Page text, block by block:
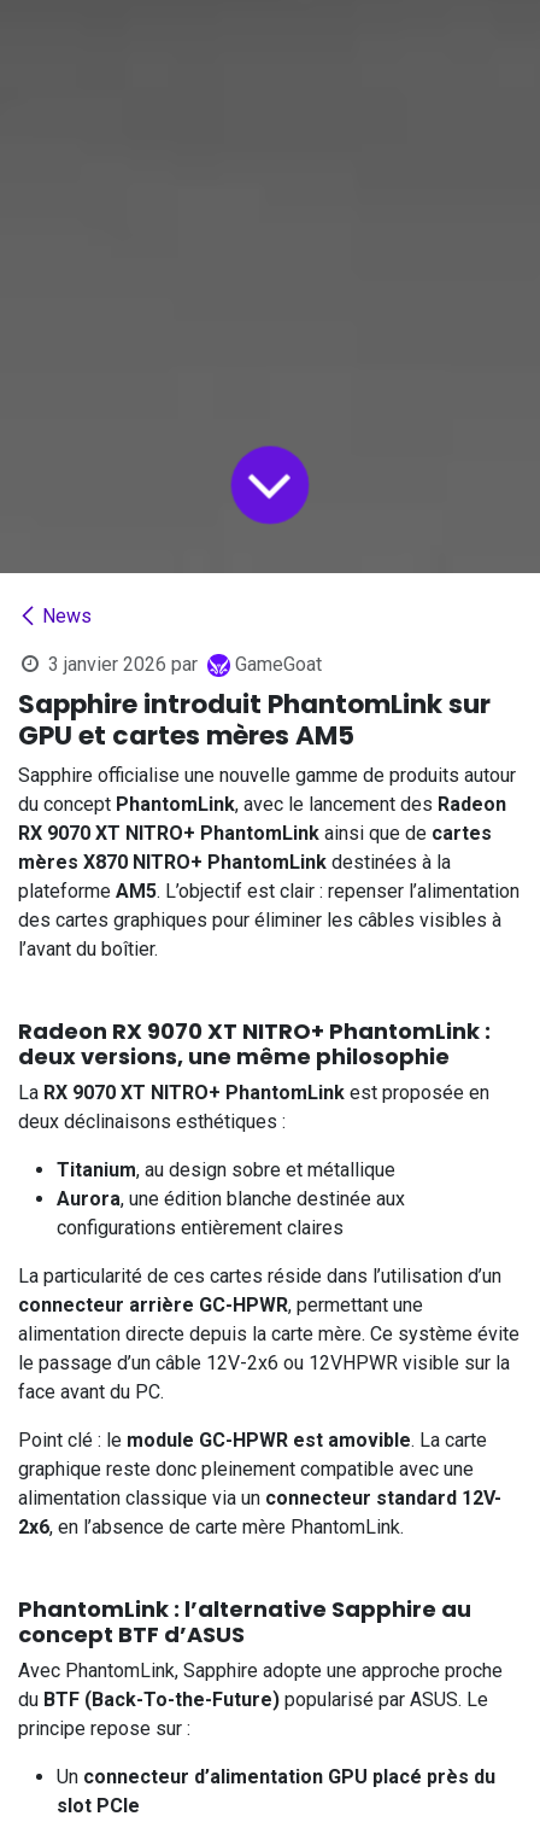
News
3 janvier 2026 par GameGoat
Sapphire introduit PhantomLink sur
GPU et cartes mères AM5
Sapphire officialise une nouvelle gamme de produits autour
du concept PhantomLink, avec le lancement des Radeon
RX 9070 XT NITRO+ PhantomLink ainsi que de cartes
mères X870 NITRO+ PhantomLink destinées à la
plateforme AM5. L’objectif est clair : repenser l’alimentation
des cartes graphiques pour éliminer les câbles visibles à
l’avant du boîtier.
Radeon RX 9070 XT NITRO+ PhantomLink :
deux versions, une même philosophie
La RX 9070 XT NITRO+ PhantomLink est proposée en
deux déclinaisons esthétiques :
Titanium, au design sobre et métallique
Aurora, une édition blanche destinée aux
configurations entièrement claires
La particularité de ces cartes réside dans l’utilisation d’un
connecteur arrière GC-HPWR, permettant une
alimentation directe depuis la carte mère. Ce système évite
le passage d’un câble 12V-2x6 ou 12VHPWR visible sur la
face avant du PC.
Point clé : le module GC-HPWR est amovible. La carte
graphique reste donc pleinement compatible avec une
alimentation classique via un connecteur standard 12V-
2x6, en l’absence de carte mère PhantomLink.
PhantomLink : l’alternative Sapphire au
concept BTF d’ASUS
Avec PhantomLink, Sapphire adopte une approche proche
du BTF (Back-To-the-Future) popularisé par ASUS. Le
principe repose sur :
Un connecteur d’alimentation GPU placé près du
slot PCIe